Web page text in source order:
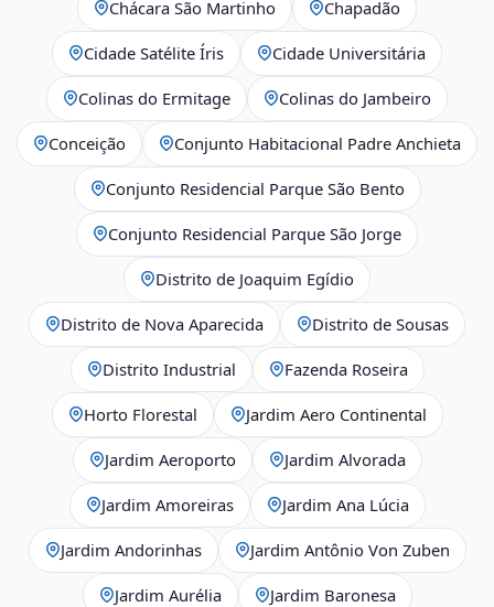
Chácara São Martinho Chapadão
Cidade Satélite Íris Cidade Universitária
Colinas do Ermitage Colinas do Jambeiro
Conceição Conjunto Habitacional Padre Anchieta
Conjunto Residencial Parque São Bento
Conjunto Residencial Parque São Jorge
Distrito de Joaquim Egídio
Distrito de Nova Aparecida Distrito de Sousas
Distrito Industrial Fazenda Roseira
Horto Florestal Jardim Aero Continental
Jardim Aeroporto Jardim Alvorada
Jardim Amoreiras Jardim Ana Lúcia
Jardim Andorinhas Jardim Antônio Von Zuben
Jardim Aurélia Jardim Baronesa